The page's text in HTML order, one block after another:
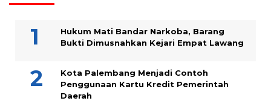
Hukum Mati Bandar Narkoba, Barang
Bukti Dimusnahkan Kejari Empat Lawang
Kota Palembang Menjadi Contoh
Penggunaan Kartu Kredit Pemerintah
Daerah